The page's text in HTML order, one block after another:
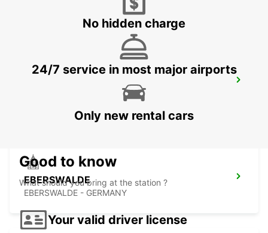
HOTEL NOVOTEL SZCZECIN - MEET
EBERSWALDE
EBERSWALDE - GERMANY
No hidden charge
24/7 service in most major airports
Only new rental cars
Good to know
What should you bring at the station ?
Your valid driver license